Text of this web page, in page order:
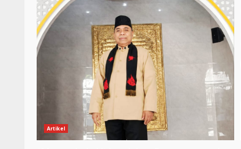
Artikel